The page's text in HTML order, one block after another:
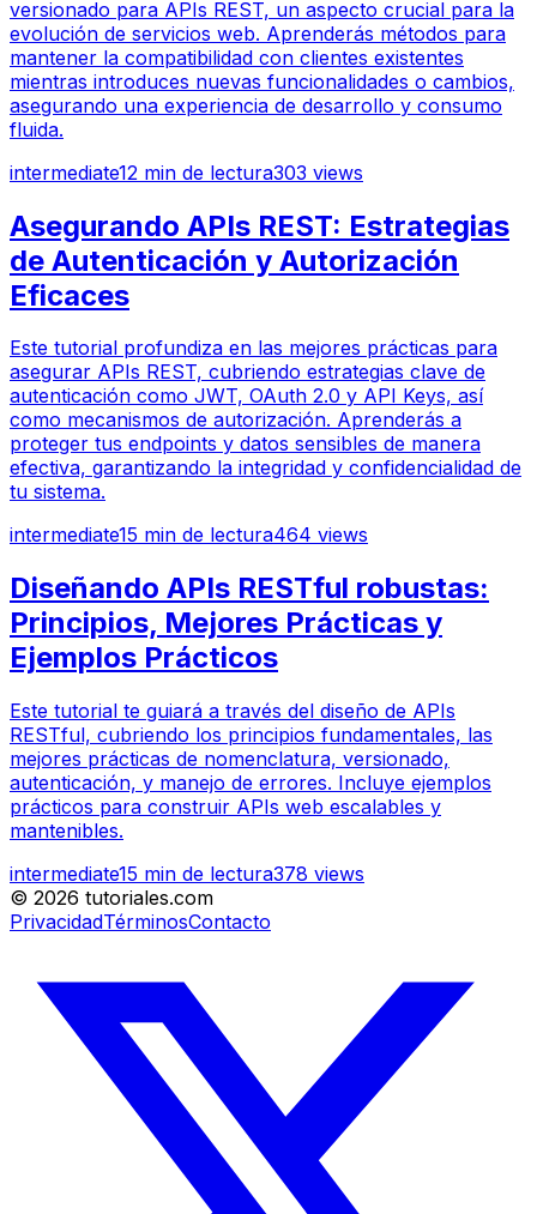
versionado para APIs REST, un aspecto crucial para la
evolución de servicios web. Aprenderás métodos para
mantener la compatibilidad con clientes existentes
mientras introduces nuevas funcionalidades o cambios,
asegurando una experiencia de desarrollo y consumo
fluida.
intermediate12 min de lectura303 views
Asegurando APIs REST: Estrategias
de Autenticación y Autorización
Eficaces
Este tutorial profundiza en las mejores prácticas para
asegurar APIs REST, cubriendo estrategias clave de
autenticación como JWT, OAuth 2.0 y API Keys, así
como mecanismos de autorización. Aprenderás a
proteger tus endpoints y datos sensibles de manera
efectiva, garantizando la integridad y confidencialidad de
tu sistema.
intermediate15 min de lectura464 views
Diseñando APIs RESTful robustas:
Principios, Mejores Prácticas y
Ejemplos Prácticos
Este tutorial te guiará a través del diseño de APIs
RESTful, cubriendo los principios fundamentales, las
mejores prácticas de nomenclatura, versionado,
autenticación, y manejo de errores. Incluye ejemplos
prácticos para construir APIs web escalables y
mantenibles.
intermediate15 min de lectura378 views
© 2026 tutoriales.com
PrivacidadTérminosContacto